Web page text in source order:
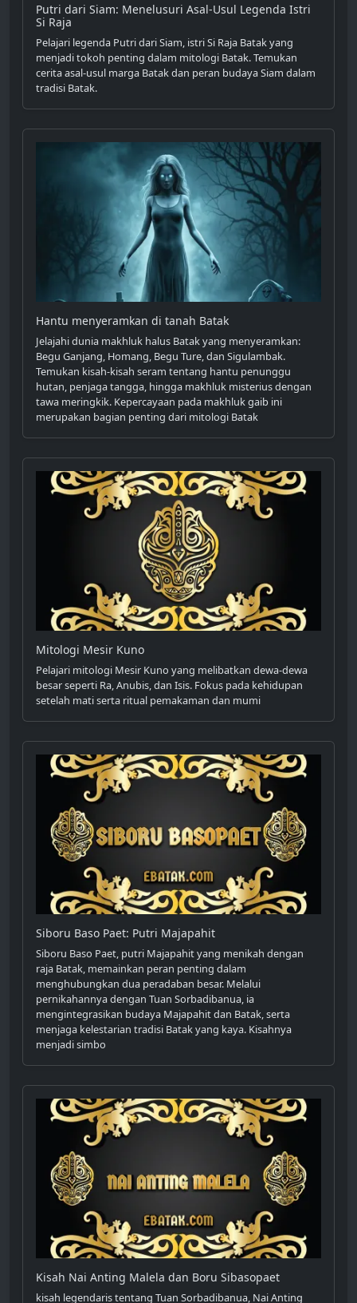
Putri dari Siam: Menelusuri Asal-Usul Legenda Istri
Si Raja
Pelajari legenda Putri dari Siam, istri Si Raja Batak yang
menjadi tokoh penting dalam mitologi Batak. Temukan
cerita asal-usul marga Batak dan peran budaya Siam dalam
tradisi Batak.
Hantu menyeramkan di tanah Batak
Jelajahi dunia makhluk halus Batak yang menyeramkan:
Begu Ganjang, Homang, Begu Ture, dan Sigulambak.
Temukan kisah-kisah seram tentang hantu penunggu
hutan, penjaga tangga, hingga makhluk misterius dengan
tawa meringkik. Kepercayaan pada makhluk gaib ini
merupakan bagian penting dari mitologi Batak
Mitologi Mesir Kuno
Pelajari mitologi Mesir Kuno yang melibatkan dewa-dewa
besar seperti Ra, Anubis, dan Isis. Fokus pada kehidupan
setelah mati serta ritual pemakaman dan mumi
Siboru Baso Paet: Putri Majapahit
Siboru Baso Paet, putri Majapahit yang menikah dengan
raja Batak, memainkan peran penting dalam
menghubungkan dua peradaban besar. Melalui
pernikahannya dengan Tuan Sorbadibanua, ia
mengintegrasikan budaya Majapahit dan Batak, serta
menjaga kelestarian tradisi Batak yang kaya. Kisahnya
menjadi simbo
Kisah Nai Anting Malela dan Boru Sibasopaet
kisah legendaris tentang Tuan Sorbadibanua, Nai Anting